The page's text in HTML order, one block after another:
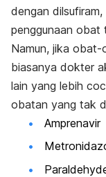
dengan
penggunaan obat
Namun, jika
biasanya dokter
lain yang lebih
obatan yang tak
Amprenavir